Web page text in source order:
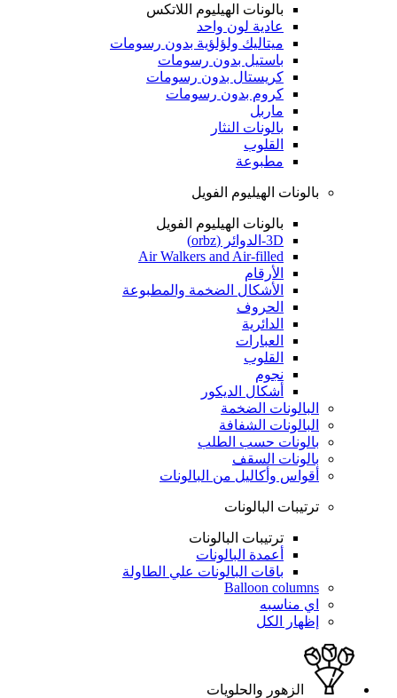
بالونات الهيليوم اللاتكس
عادية لون واحد
ميتاليك ولؤلؤية بدون رسومات
باستيل بدون رسومات
كريستال بدون رسومات
كروم بدون رسومات
ماربل
بالونات النثار
القلوب
مطبوعة
بالونات الهيليوم الفويل
بالونات الهيليوم الفويل
3D-الدوائر (orbz)
Air Walkers and Air-filled
الأرقام
الأشكال الضخمة والمطبوعة
الحروف
الدائرية
العبارات
القلوب
نجوم
أشكال الديكور
البالونات الضخمة
البالونات الشفافة
بالونات حسب الطلب
بالونات السقف
أقواس وأكاليل من البالونات
ترتيبات البالونات
ترتيبات البالونات
أعمدة البالونات
باقات البالونات علي الطاولة
Balloon columns
اي مناسبه
إظهار الكل
الزهور والحلويات